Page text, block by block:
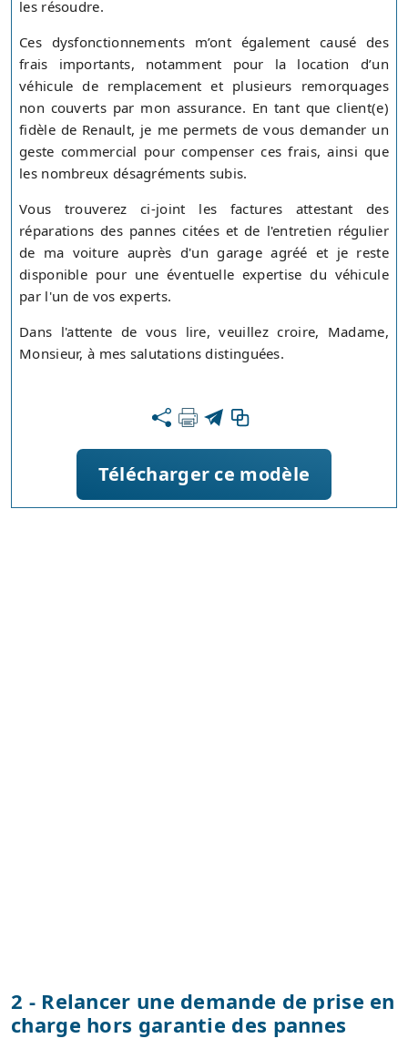
les résoudre.
Ces dysfonctionnements m’ont également causé des
frais importants, notamment pour la location d’un
véhicule de remplacement et plusieurs remorquages
non couverts par mon assurance. En tant que client(e)
fidèle de Renault, je me permets de vous demander un
geste commercial pour compenser ces frais, ainsi que
les nombreux désagréments subis.
Vous trouverez ci-joint les factures attestant des
réparations des pannes citées et de l'entretien régulier
de ma voiture auprès d'un garage agréé et je reste
disponible pour une éventuelle expertise du véhicule
par l'un de vos experts.
Dans l'attente de vous lire, veuillez croire, Madame,
Monsieur, à mes salutations distinguées.
Télécharger ce modèle
2 - Relancer une demande de prise en
charge hors garantie des pannes